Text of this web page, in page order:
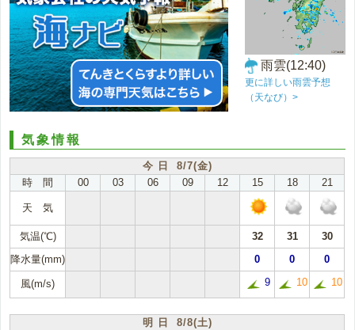
雨雲(12:40)
更に詳しい雨雲予想
（天なび）>
気象情報
今 日 8/7(金)
時 間
00 03 06 09 12 15 18 21
天 気
気温(℃) 32 31
30
降水量(mm)
0 0 0
風(m/s) 9 10 10
明 日 8/8(土)